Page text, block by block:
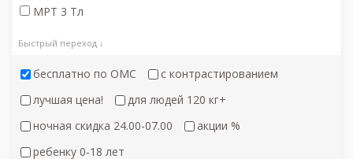
МРТ 3 Тл
Быстрый переход ↓
бесплатно по ОМС
с контрастированием
лучшая цена!
для людей 120 кг+
ночная скидка 24.00-07.00
акции %
ребенку 0-18 лет